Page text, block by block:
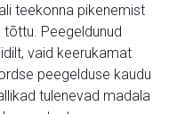
teekonna pikenemist
Peegeldunud
vaid keerukamat
peegelduse kaudu
tulenevad madala